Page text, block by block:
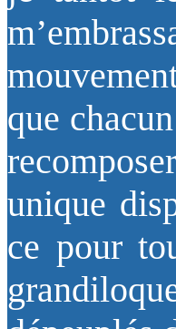
que
unique
ce pour